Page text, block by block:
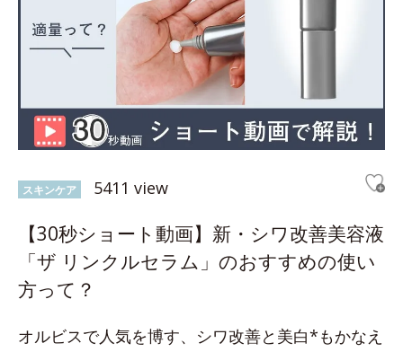
スキンケア 5411 view
【30秒ショート動画】新・シワ改善美容液
「ザ リンクルセラム」のおすすめの使い
方って？
オルビスで人気を博す、シワ改善と美白*もかなえ